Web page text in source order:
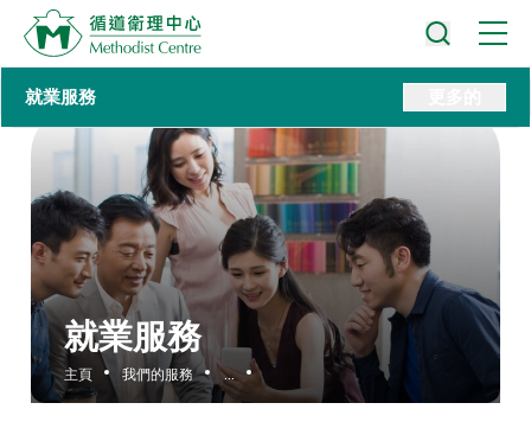
就業服務
主頁 我們的服務 ...
就業服務